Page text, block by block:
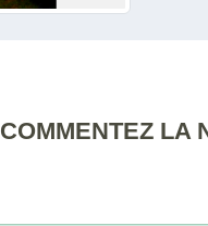
COMMENTEZ LA